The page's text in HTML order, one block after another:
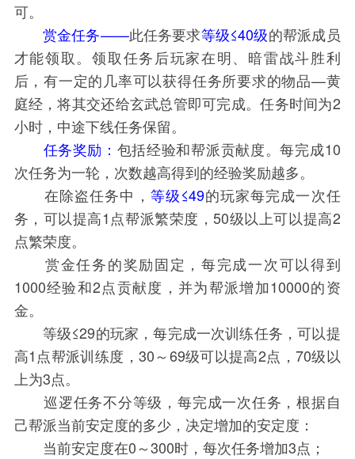
可。
赏金任务——此任务要求等级≤40级的帮派成员
才能领取。领取任务后玩家在明、暗雷战斗胜利
后，有一定的几率可以获得任务所要求的物品—黄
庭经，将其交还给玄武总管即可完成。任务时间为2
小时，中途下线任务保留。
任务奖励： 包括经验和帮派贡献度。每完成10
次任务为一轮，次数越高得到的经验奖励越多。
在除盗任务中， 等级≤49的玩家每完成一次任
务，可以提高1点帮派繁荣度，50级以上可以提高2
点繁荣度。
赏金任务的奖励固定，每完成一次可以得到
1000经验和2点贡献度，并为帮派增加10000的资
金。
等级≤29的玩家，每完成一次训练任务，可以提
高1点帮派训练度，30～69级可以提高2点，70级以
上为3点。
巡逻任务不分等级，每完成一次任务，根据自
己帮派当前安定度的多少，决定增加的安定度：
当前安定度在0～300时，每次任务增加3点；